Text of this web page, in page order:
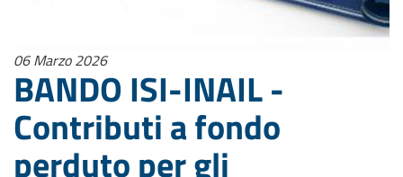
06 Marzo 2026
BANDO ISI-INAIL -
Contributi a fondo
perduto per gli